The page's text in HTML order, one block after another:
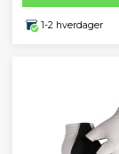
1-2 hverdager